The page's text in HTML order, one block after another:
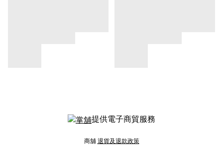
提供電子商貿服務
商舖 退貨及退款政策